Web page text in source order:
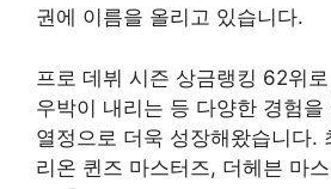
권에 이름을 올리고 있습니다.
프로 데뷔 시즌 상금랭킹 62위
우박이 내리는 등 다양한 경험
열정으로 더욱 성장해왔습니다.
리온 퀸즈 마스터즈, 더헤븐 마